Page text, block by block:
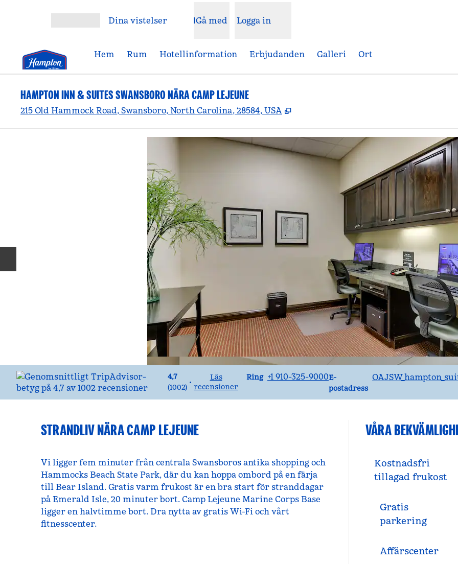
Dina vistelser Gå med Logga in
Hem Rum Hotellinformation Erbjudanden Galleri Ort
HAMPTON INN & SUITES SWANSBORO NÄRA CAMP LEJEUNE
215 Old Hammock Road, Swansboro, North Carolina, 28584, USA ,
4,7
(1002)
•
Läs
recensioner
Ring
Ring +1 910-325-9000E-
postadress
Email
STRANDLIV NÄRA CAMP LEJEUNE
Vi ligger fem minuter från centrala Swansboros antika shopping och
Hammocks Beach State Park, där du kan hoppa ombord på en färja
till Bear Island. Gratis varm frukost är en bra start för stranddagar
på Emerald Isle, 20 minuter bort. Camp Lejeune Marine Corps Base
ligger en halvtimme bort. Dra nytta av gratis Wi-Fi och vårt
fitnesscenter.
VÅRA
Kostnadsfri
tillagad frukost
Gratis
parkering
Affärscenter